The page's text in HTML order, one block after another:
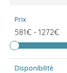
Prix
581€ - 1272€
Disponibilité